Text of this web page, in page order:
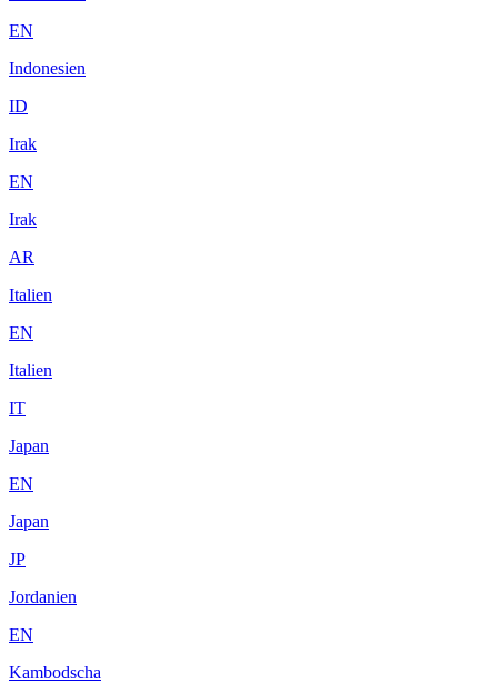
EN
Indonesien
ID
Irak
EN
Irak
AR
Italien
EN
Italien
IT
Japan
EN
Japan
JP
Jordanien
EN
Kambodscha